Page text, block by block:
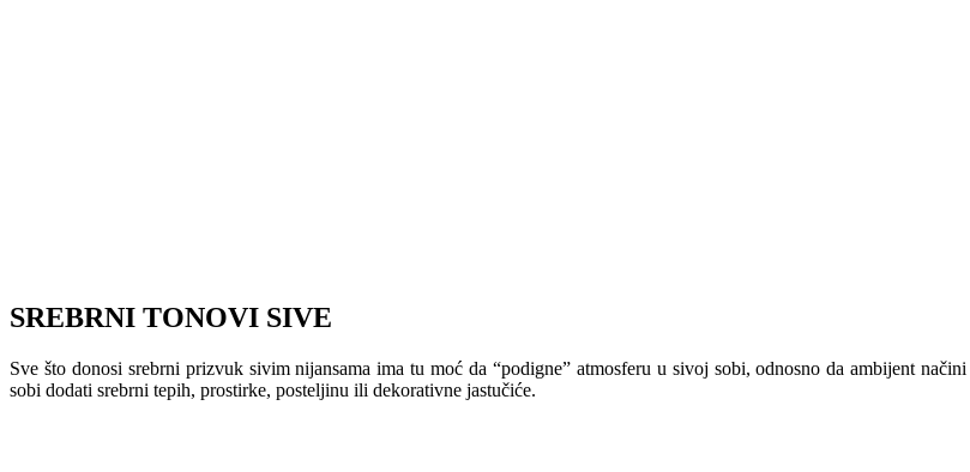
SREBRNI TONOVI SIVE
Sve što donosi srebrni prizvuk sivim nijansama ima tu moć da “podigne” atmosferu u sivoj sobi, odnosno da ambijent
sobi dodati srebrni tepih, prostirke, posteljinu ili dekorativne jastučiće.